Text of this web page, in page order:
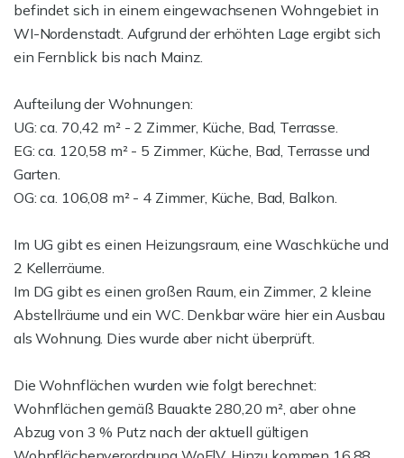
befindet sich in einem eingewachsenen Wohngebiet in
WI-Nordenstadt. Aufgrund der erhöhten Lage ergibt sich
ein Fernblick bis nach Mainz.
Aufteilung der Wohnungen:
UG: ca. 70,42 m² - 2 Zimmer, Küche, Bad, Terrasse.
EG: ca. 120,58 m² - 5 Zimmer, Küche, Bad, Terrasse und
Garten.
OG: ca. 106,08 m² - 4 Zimmer, Küche, Bad, Balkon.
Im UG gibt es einen Heizungsraum, eine Waschküche und
2 Kellerräume.
Im DG gibt es einen großen Raum, ein Zimmer, 2 kleine
Abstellräume und ein WC. Denkbar wäre hier ein Ausbau
als Wohnung. Dies wurde aber nicht überprüft.
Die Wohnflächen wurden wie folgt berechnet:
Wohnflächen gemäß Bauakte 280,20 m², aber ohne
Abzug von 3 % Putz nach der aktuell gültigen